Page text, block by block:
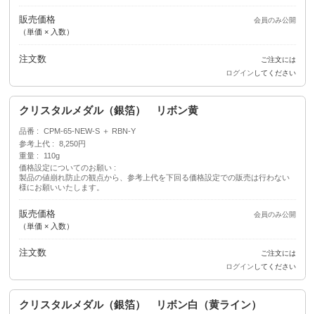
販売価格
（単価 × 入数）
会員のみ公開
注文数
ご注文には
ログイン してください
クリスタルメダル（銀箔） リボン黄
品番
CPM-65-NEW-S ＋ RBN-Y
参考上代
8,250円
重量
110g
価格設定についてのお願い
製品の値崩れ防止の観点から、参考上代を下回る価格設定での販売は行わない
様にお願いいたします。
販売価格
（単価 × 入数）
会員のみ公開
注文数
ご注文には
ログイン してください
クリスタルメダル（銀箔） リボン白（黄ライン）